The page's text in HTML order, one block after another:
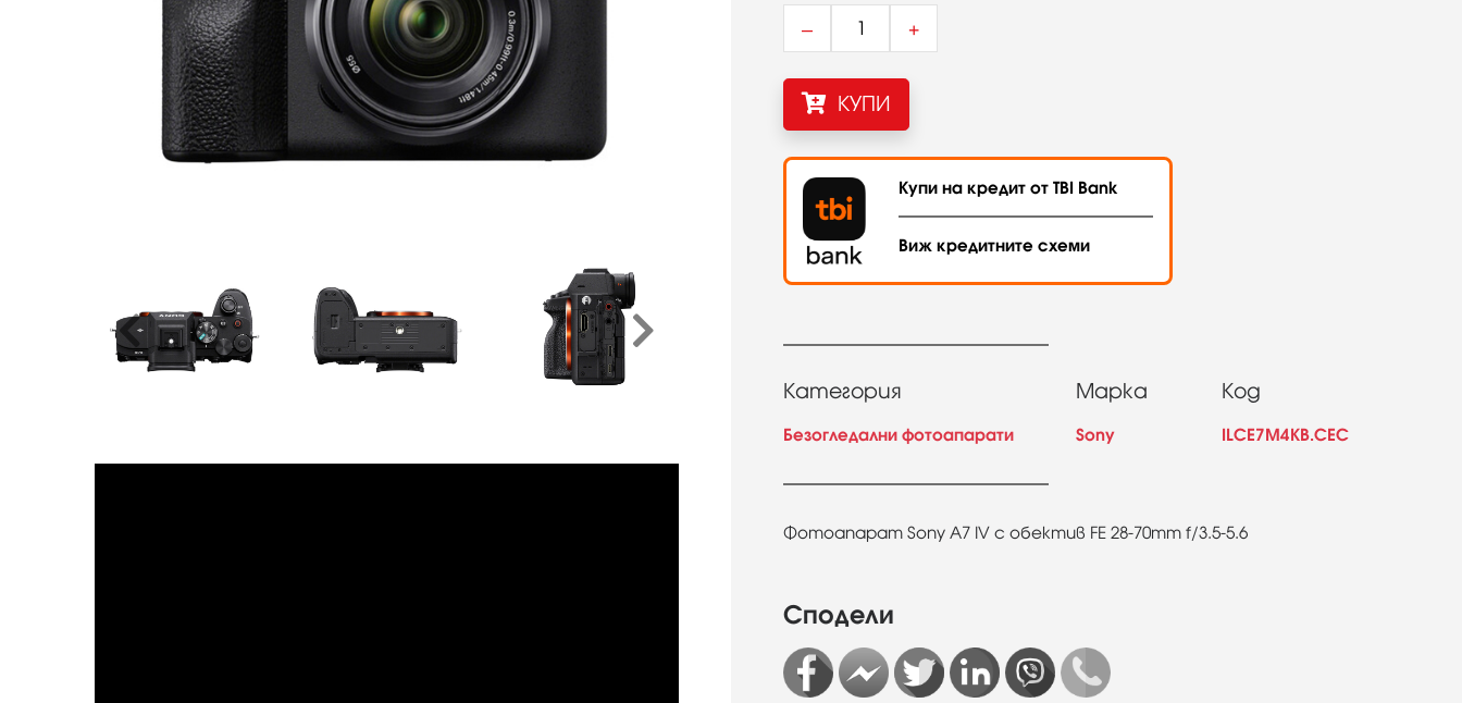
– +
КУПИ
Купи на кредит от TBI Bank
Виж кредитните схеми
Категория
Безогледални фотоапарати
Марка
Sony
Код
ILCE7M4KB.CEC
Фотоапарат Sony A7 IV с обектив FE 28-70mm f/3.5-5.6
Сподели